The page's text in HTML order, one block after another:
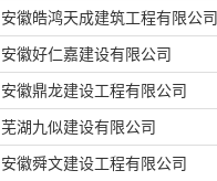
安徽皓鸿天成建筑工程有限公司
安徽好仁嘉建设有限公司
安徽鼎龙建设工程有限公司
芜湖九似建设有限公司
安徽舜文建设工程有限公司